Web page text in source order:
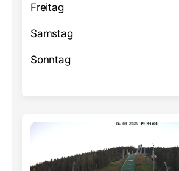
Freitag
Samstag
Sonntag